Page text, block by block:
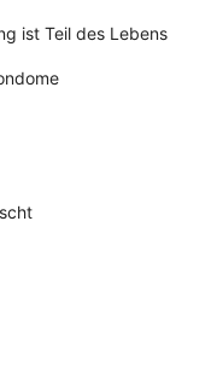
ist Teil des Lebens